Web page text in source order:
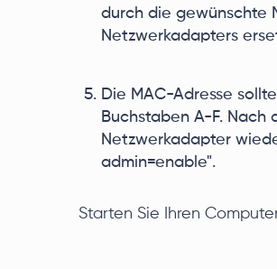
durch die gewünschte
Netzwerkadapters
Die MAC-Adresse
Buchstaben A-F. Nach
Netzwerkadapter
admin=enable".
Starten Sie Ihren